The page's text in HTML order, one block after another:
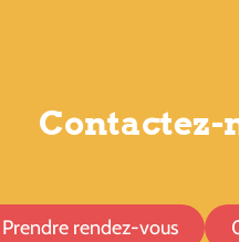
Contactez-
Prendre rendez-vous